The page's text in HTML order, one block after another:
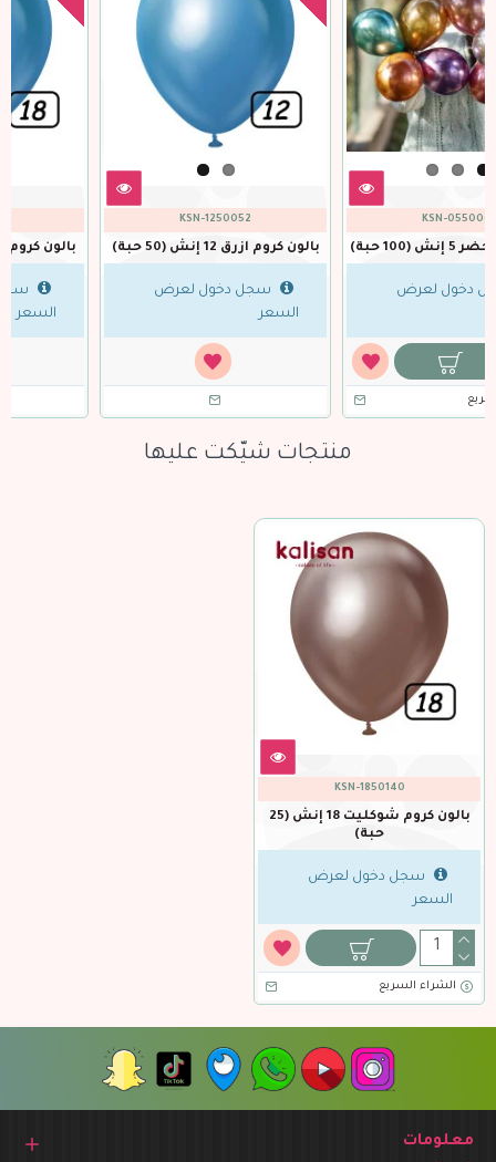
بالون كروم ازرق 12 إنش (50 حبة)
سجل دخول لعرض
بالون كروم ازرق 18 إنش (25 حبة)
سجل دخول لعرض
منتجات شيّكت عليها
KSN-1850140
بالون كروم شوكليت 18 إنش (25
حبة)
سجل دخول لعرض
السعر
الشراء السريع
معلومات